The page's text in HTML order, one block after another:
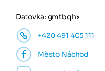
Datovka: gmtbqhx
+420 491 405 111
Město Náchod